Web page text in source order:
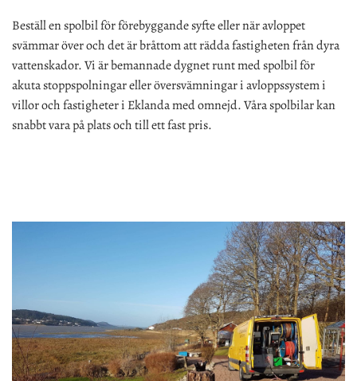
Beställ en spolbil för förebyggande syfte eller när avloppet
svämmar över och det är bråttom att rädda fastigheten från dyra
vattenskador. Vi är bemannade dygnet runt med spolbil för
akuta stoppspolningar eller översvämningar i avloppssystem i
villor och fastigheter i Eklanda med omnejd.Våra spolbilar kan
snabbt vara på plats och till ett fast pris.